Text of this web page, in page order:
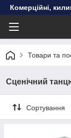
Комерційні,
Товари та
Сценічний
Сортування